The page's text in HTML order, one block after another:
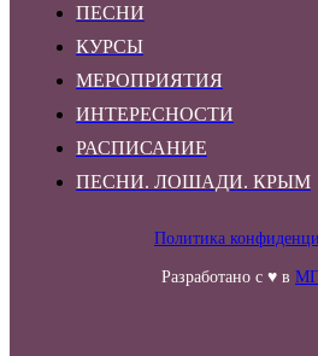
ПЕСНИ
КУРСЫ
МЕРОПРИЯТИЯ
ИНТЕРЕСНОСТИ
РАСПИСАНИЕ
ПЕСНИ. ЛОШАДИ. КРЫМ
Политика
Разработано с ♥ в МГ